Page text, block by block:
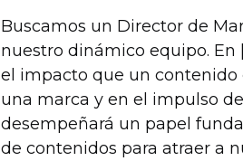
Buscamos un Director de
nuestro dinámico equipo.
el impacto que un
una marca y en el impulso
desempeñará un papel
de contenidos para atraer a